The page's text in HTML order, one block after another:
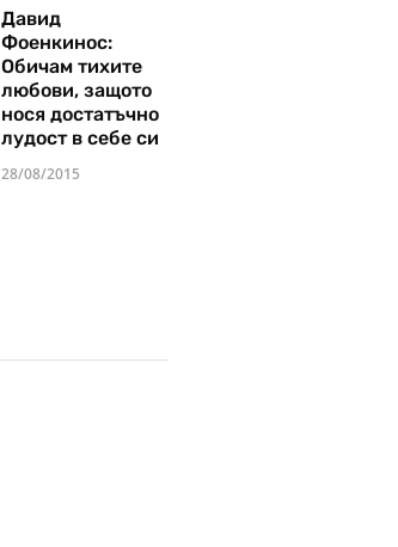
Давид
Фоенкинос:
Обичам тихите
любови, защото
нося достатъчно
лудост в себе си
28/08/2015